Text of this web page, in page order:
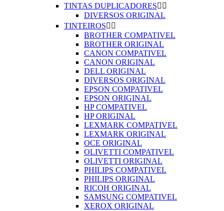
TINTAS DUPLICADORES 
DIVERSOS ORIGINAL
TINTEIROS 
BROTHER COMPATIVEL
BROTHER ORIGINAL
CANON COMPATIVEL
CANON ORIGINAL
DELL ORIGINAL
DIVERSOS ORIGINAL
EPSON COMPATIVEL
EPSON ORIGINAL
HP COMPATIVEL
HP ORIGINAL
LEXMARK COMPATIVEL
LEXMARK ORIGINAL
OCE ORIGINAL
OLIVETTI COMPATIVEL
OLIVETTI ORIGINAL
PHILIPS COMPATIVEL
PHILIPS ORIGINAL
RICOH ORIGINAL
SAMSUNG COMPATIVEL
XEROX ORIGINAL